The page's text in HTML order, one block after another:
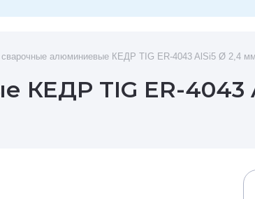
сварочные алюминиевые КЕДР TIG ER-4043 AlSi5 Ø 2,4
TIG ER-4043